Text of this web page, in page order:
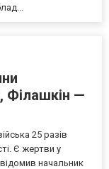
Філашкін —
25 разів
Є жертви у
начальник